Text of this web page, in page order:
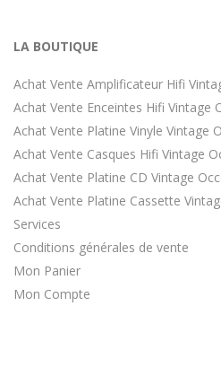
LA BOUTIQUE
Achat Vente Amplificateur Hifi
Achat Vente Enceintes Hifi Vintage
Achat Vente Platine Vinyle Vintage
Achat Vente Casques Hifi Vintage
Achat Vente Platine CD Vintage
Achat Vente Platine Cassette
Services
Conditions générales de vente
Mon Panier
Mon Compte